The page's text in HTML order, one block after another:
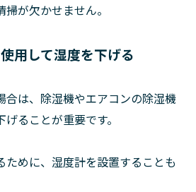
が欠かせません。
用して湿度を下げる
合は、除湿機やエアコンの除湿機
ることが重要です。
ために、湿度計を設置することも